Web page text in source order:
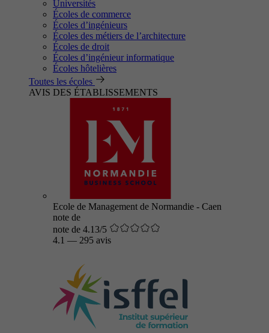
Universités
Écoles de commerce
Écoles d’ingénieurs
Écoles des métiers de l’architecture
Écoles de droit
Écoles d’ingénieur informatique
Écoles hôtelières
Toutes les écoles
AVIS DES ÉTABLISSEMENTS
Ecole de Management de Normandie - Caen
note de
note de 4.13/5
4.1 — 295 avis